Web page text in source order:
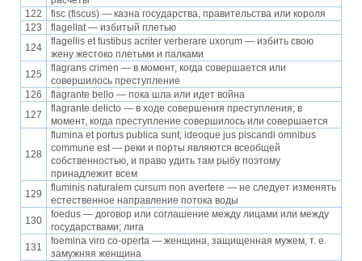
122
fisc (fiscus) — казна государства, правительства или короля
123
flagellat — избитый плетью
124
flagellis et fustibus acriter verberare uxorum — избить свою
жену жестоко плетьми и палками
125
flagrans crimen — в момент, когда совершается или
совершилось преступление
126
flagrante bello — пока шла или идет война
127
flagrante delicto — в ходе совершения преступления; в
момент, когда преступление совершилось или совершается
128
flumina et portus publica sunt; ideoque jus piscandi omnibus
commune est — реки и порты являются всеобщей
собственностью, и право удить там рыбу поэтому
принадлежит всем
129
fluminis naturalem cursum non avertere — не следует изменять
естественное направление потока воды
130
foedus — договор или соглашение между лицами или между
государствами; лига
131
foemina viro co-operta — женщина, защищенная мужем, т. е.
замужняя женщина